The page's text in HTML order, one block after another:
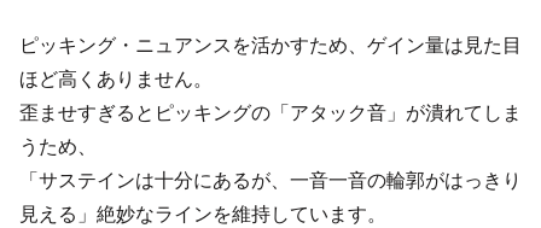
ピッキング・ニュアンスを活かすため、ゲイン量は見た目
ほど高くありません。
歪ませすぎるとピッキングの「アタック音」が潰れてしま
うため、
「サステインは十分にあるが、一音一音の輪郭がはっきり
見える」絶妙なラインを維持しています。